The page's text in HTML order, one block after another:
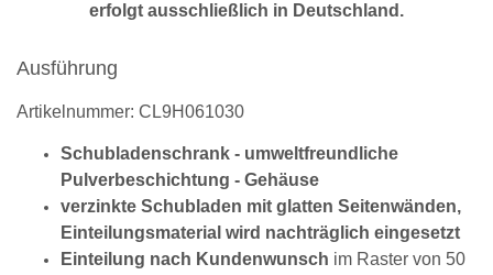
erfolgt ausschließlich in Deutschland.
Ausführung
Artikelnummer: CL9H061030
Schubladenschrank - umweltfreundliche
Pulverbeschichtung - Gehäuse
verzinkte Schubladen mit glatten Seitenwänden,
Einteilungsmaterial wird nachträglich eingesetzt
Einteilung nach Kundenwunsch im Raster von 50